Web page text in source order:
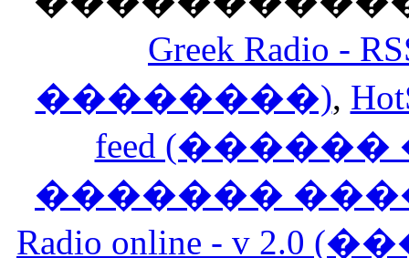
Greek Radio
��������),
feed
�������
Radio online - v